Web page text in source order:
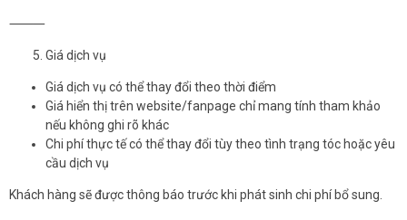
⸻
Giá dịch vụ
Giá dịch vụ có thể thay đổi theo thời điểm
Giá hiển thị trên website/fanpage chỉ mang tính tham khảo
nếu không ghi rõ khác
Chi phí thực tế có thể thay đổi tùy theo tình trạng tóc hoặc yêu
cầu dịch vụ
Khách hàng sẽ được thông báo trước khi phát sinh chi phí bổ sung.